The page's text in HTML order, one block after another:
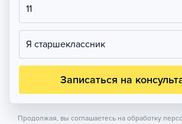
11
Я старшеклассник
Записаться на
Продолжая, вы соглашаетесь на обработку